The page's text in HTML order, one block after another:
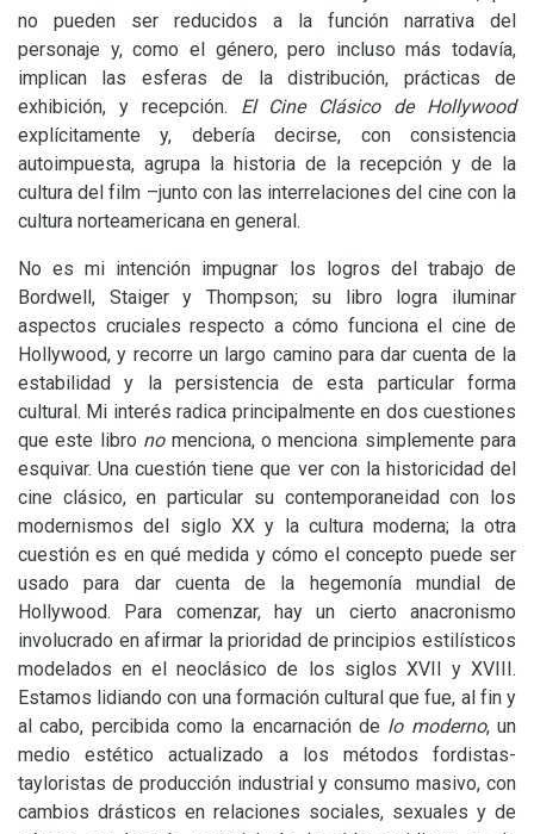
no pueden ser reducidos a la función narrativa del
personaje y, como el género, pero incluso más todavía,
implican las esferas de la distribución, prácticas de
exhibición, y recepción. El Cine Clásico de Hollywood
explícitamente y, debería decirse, con consistencia
autoimpuesta, agrupa la historia de la recepción y de la
cultura del film –junto con las interrelaciones del cine con la
cultura norteamericana en general.
No es mi intención impugnar los logros del trabajo de
Bordwell, Staiger y Thompson; su libro logra iluminar
aspectos cruciales respecto a cómo funciona el cine de
Hollywood, y recorre un largo camino para dar cuenta de la
estabilidad y la persistencia de esta particular forma
cultural. Mi interés radica principalmente en dos cuestiones
que este libro nomenciona, o menciona simplemente para
esquivar. Una cuestión tiene que ver con la historicidad del
cine clásico, en particular su contemporaneidad con los
modernismos del siglo XX y la cultura moderna; la otra
cuestión es en qué medida y cómo el concepto puede ser
usado para dar cuenta de la hegemonía mundial de
Hollywood. Para comenzar, hay un cierto anacronismo
involucrado en afirmar la prioridad de principios estilísticos
modelados en el neoclásico de los siglos XVII yXVIII.
Estamos lidiando con una formación cultural que fue, al fin y
al cabo, percibida como la encarnación de lo moderno, un
medio estético actualizado a los métodos fordistas-
tayloristas de producción industrial y consumo masivo, con
cambios drásticos en relaciones sociales, sexuales y de